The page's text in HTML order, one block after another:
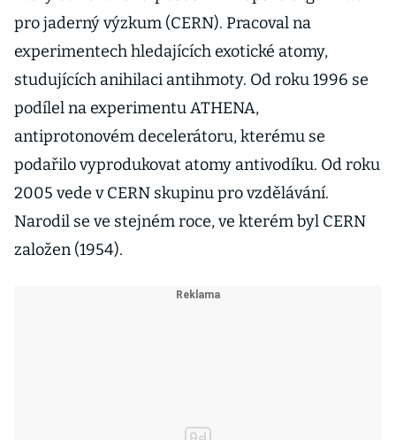
pro jaderný výzkum (CERN). Pracoval na
experimentech hledajících exotické atomy,
studujících anihilaci antihmoty. Od roku 1996 se
podílel na experimentu ATHENA,
antiprotonovém decelerátoru, kterému se
podařilo vyprodukovat atomy antivodíku. Od roku
2005 vede v CERN skupinu pro vzdělávání.
Narodil se ve stejném roce, ve kterém byl CERN
založen (1954).